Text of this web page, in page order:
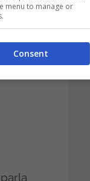
parla
menu to manage or
Consent